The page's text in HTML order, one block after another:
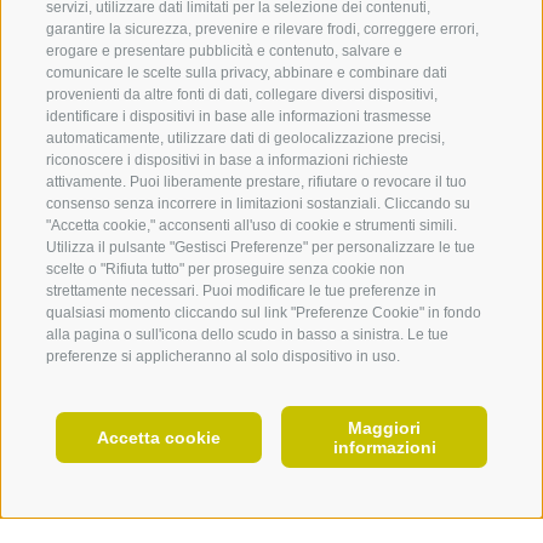
servizi, utilizzare dati limitati per la selezione dei contenuti,
garantire la sicurezza, prevenire e rilevare frodi, correggere errori,
erogare e presentare pubblicità e contenuto, salvare e
comunicare le scelte sulla privacy, abbinare e combinare dati
provenienti da altre fonti di dati, collegare diversi dispositivi,
identificare i dispositivi in base alle informazioni trasmesse
automaticamente, utilizzare dati di geolocalizzazione precisi,
riconoscere i dispositivi in base a informazioni richieste
attivamente. Puoi liberamente prestare, rifiutare o revocare il tuo
consenso senza incorrere in limitazioni sostanziali. Cliccando su
"Accetta cookie," acconsenti all'uso di cookie e strumenti simili.
Utilizza il pulsante "Gestisci Preferenze" per personalizzare le tue
scelte o "Rifiuta tutto" per proseguire senza cookie non
strettamente necessari. Puoi modificare le tue preferenze in
qualsiasi momento cliccando sul link "Preferenze Cookie" in fondo
alla pagina o sull'icona dello scudo in basso a sinistra. Le tue
preferenze si applicheranno al solo dispositivo in uso.
Accetta cookie
Maggiori
informazioni
360° VIEW
FOTO & VIDEO
EVENTI
Kerner